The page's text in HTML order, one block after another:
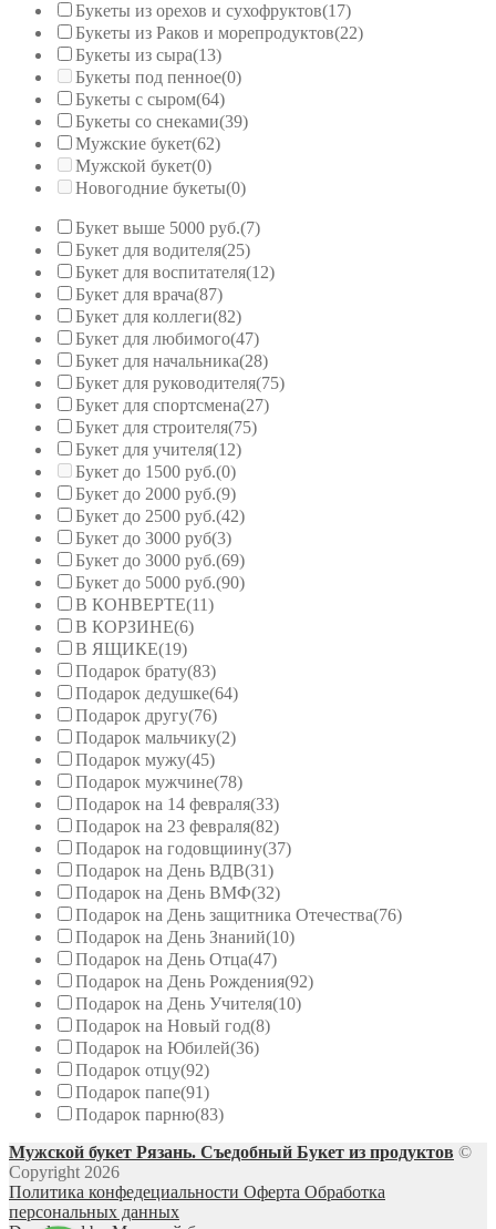
Букеты из орехов и сухофруктов(17)
Букеты из Раков и морепродуктов(22)
Букеты из сыра(13)
Букеты под пенное(0)
Букеты с сыром(64)
Букеты со снеками(39)
Мужские букет(62)
Мужской букет(0)
Новогодние букеты(0)
Букет выше 5000 руб.(7)
Букет для водителя(25)
Букет для воспитателя(12)
Букет для врача(87)
Букет для коллеги(82)
Букет для любимого(47)
Букет для начальника(28)
Букет для руководителя(75)
Букет для спортсмена(27)
Букет для строителя(75)
Букет для учителя(12)
Букет до 1500 руб.(0)
Букет до 2000 руб.(9)
Букет до 2500 руб.(42)
Букет до 3000 руб(3)
Букет до 3000 руб.(69)
Букет до 5000 руб.(90)
В КОНВЕРТЕ(11)
В КОРЗИНЕ(6)
В ЯЩИКЕ(19)
Подарок брату(83)
Подарок дедушке(64)
Подарок другу(76)
Подарок мальчику(2)
Подарок мужу(45)
Подарок мужчине(78)
Подарок на 14 февраля(33)
Подарок на 23 февраля(82)
Подарок на годовщиину(37)
Подарок на День ВДВ(31)
Подарок на День ВМФ(32)
Подарок на День защитника Отечества(76)
Подарок на День Знаний(10)
Подарок на День Отца(47)
Подарок на День Рождения(92)
Подарок на День Учителя(10)
Подарок на Новый год(8)
Подарок на Юбилей(36)
Подарок отцу(92)
Подарок папе(91)
Подарок парню(83)
Мужской букет Рязань. Съедобный Букет из продуктов ©
Copyright 2026
Политика конфедециальности Оферта Обработка
персональных данных